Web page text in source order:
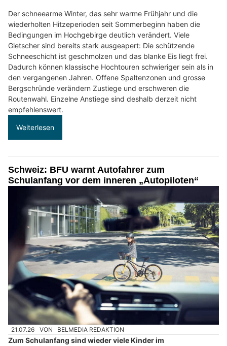
Der schneearme Winter, das sehr warme Frühjahr und die
wiederholten Hitzeperioden seit Sommerbeginn haben die
Bedingungen im Hochgebirge deutlich verändert. Viele
Gletscher sind bereits stark ausgeapert: Die schützende
Schneeschicht ist geschmolzen und das blanke Eis liegt frei.
Dadurch können klassische Hochtouren schwieriger sein als in
den vergangenen Jahren. Offene Spaltenzonen und grosse
Bergschründe verändern Zustiege und erschweren die
Routenwahl. Einzelne Anstiege sind deshalb derzeit nicht
empfehlenswert.
Weiterlesen
Schweiz: BFU warnt Autofahrer zum
Schulanfang vor dem inneren „Autopiloten“
21.07.26 VON BELMEDIA REDAKTION
Zum Schulanfang sind wieder viele Kinder im